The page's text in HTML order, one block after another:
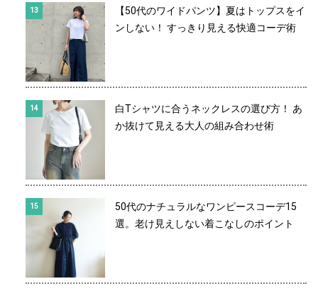
【50代のワイドパンツ】夏はトップスをイ
ンしない！ すっきり見える快適コーデ術
白Tシャツに合うネックレスの選び方！ あ
か抜けて見える大人の組み合わせ術
50代のナチュラルなワンピースコーデ15
選。老け見えしない着こなしのポイント